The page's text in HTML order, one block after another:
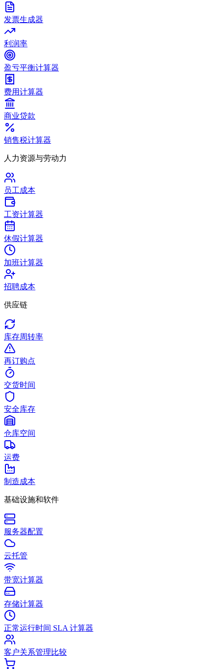
发票生成器
利润率
盈亏平衡计算器
费用计算器
商业贷款
销售税计算器
人力资源与劳动力
员工成本
工资计算器
休假计算器
加班计算器
招聘成本
供应链
库存周转率
再订购点
交货时间
安全库存
仓库空间
运费
制造成本
基础设施和软件
服务器配置
云托管
带宽计算器
存储计算器
正常运行时间 SLA 计算器
客户关系管理比较